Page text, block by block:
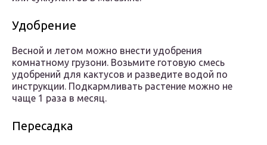
Удобрение
Весной и летом можно внести удобрения
комнатному грузони. Возьмите готовую смесь
удобрений для кактусов и разведите водой по
инструкции. Подкармливать растение можно не
чаще 1 раза в месяц.
Пересадка